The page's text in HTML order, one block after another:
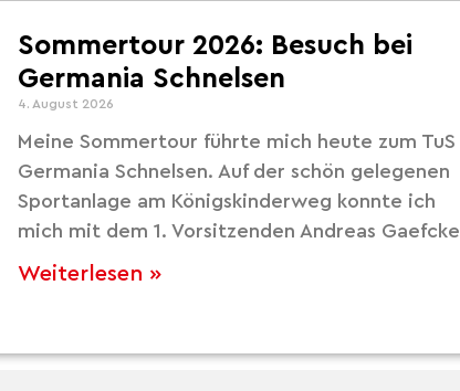
Sommertour 2026: Besuch bei
Germania Schnelsen
4. August 2026
Meine Sommertour führte mich heute zum TuS
Germania Schnelsen. Auf der schön gelegenen
Sportanlage am Königskinderweg konnte ich
mich mit dem 1. Vorsitzenden Andreas Gaefcke
Weiterlesen »